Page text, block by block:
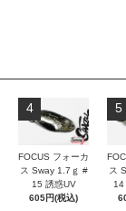
4
FOCUS フォーカ
ス Sway 1.7ｇ #
15 誘惑UV
605円(税込)
5
ス
14